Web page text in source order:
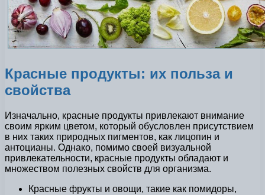
Красные продукты: их польза и
свойства
Изначально, красные продукты привлекают внимание
своим ярким цветом, который обусловлен присутствием
в них таких природных пигментов, как лицопин и
антоцианы. Однако, помимо своей визуальной
привлекательности, красные продукты обладают и
множеством полезных свойств для организма.
Красные фрукты и овощи, такие как помидоры,